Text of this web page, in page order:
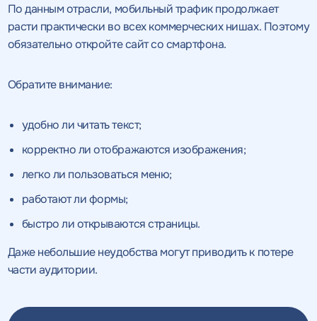
По данным отрасли, мобильный трафик продолжает
расти практически во всех коммерческих нишах. Поэтому
обязательно откройте сайт со смартфона.
Обратите внимание:
удобно ли читать текст;
корректно ли отображаются изображения;
легко ли пользоваться меню;
работают ли формы;
быстро ли открываются страницы.
Даже небольшие неудобства могут приводить к потере
части аудитории.